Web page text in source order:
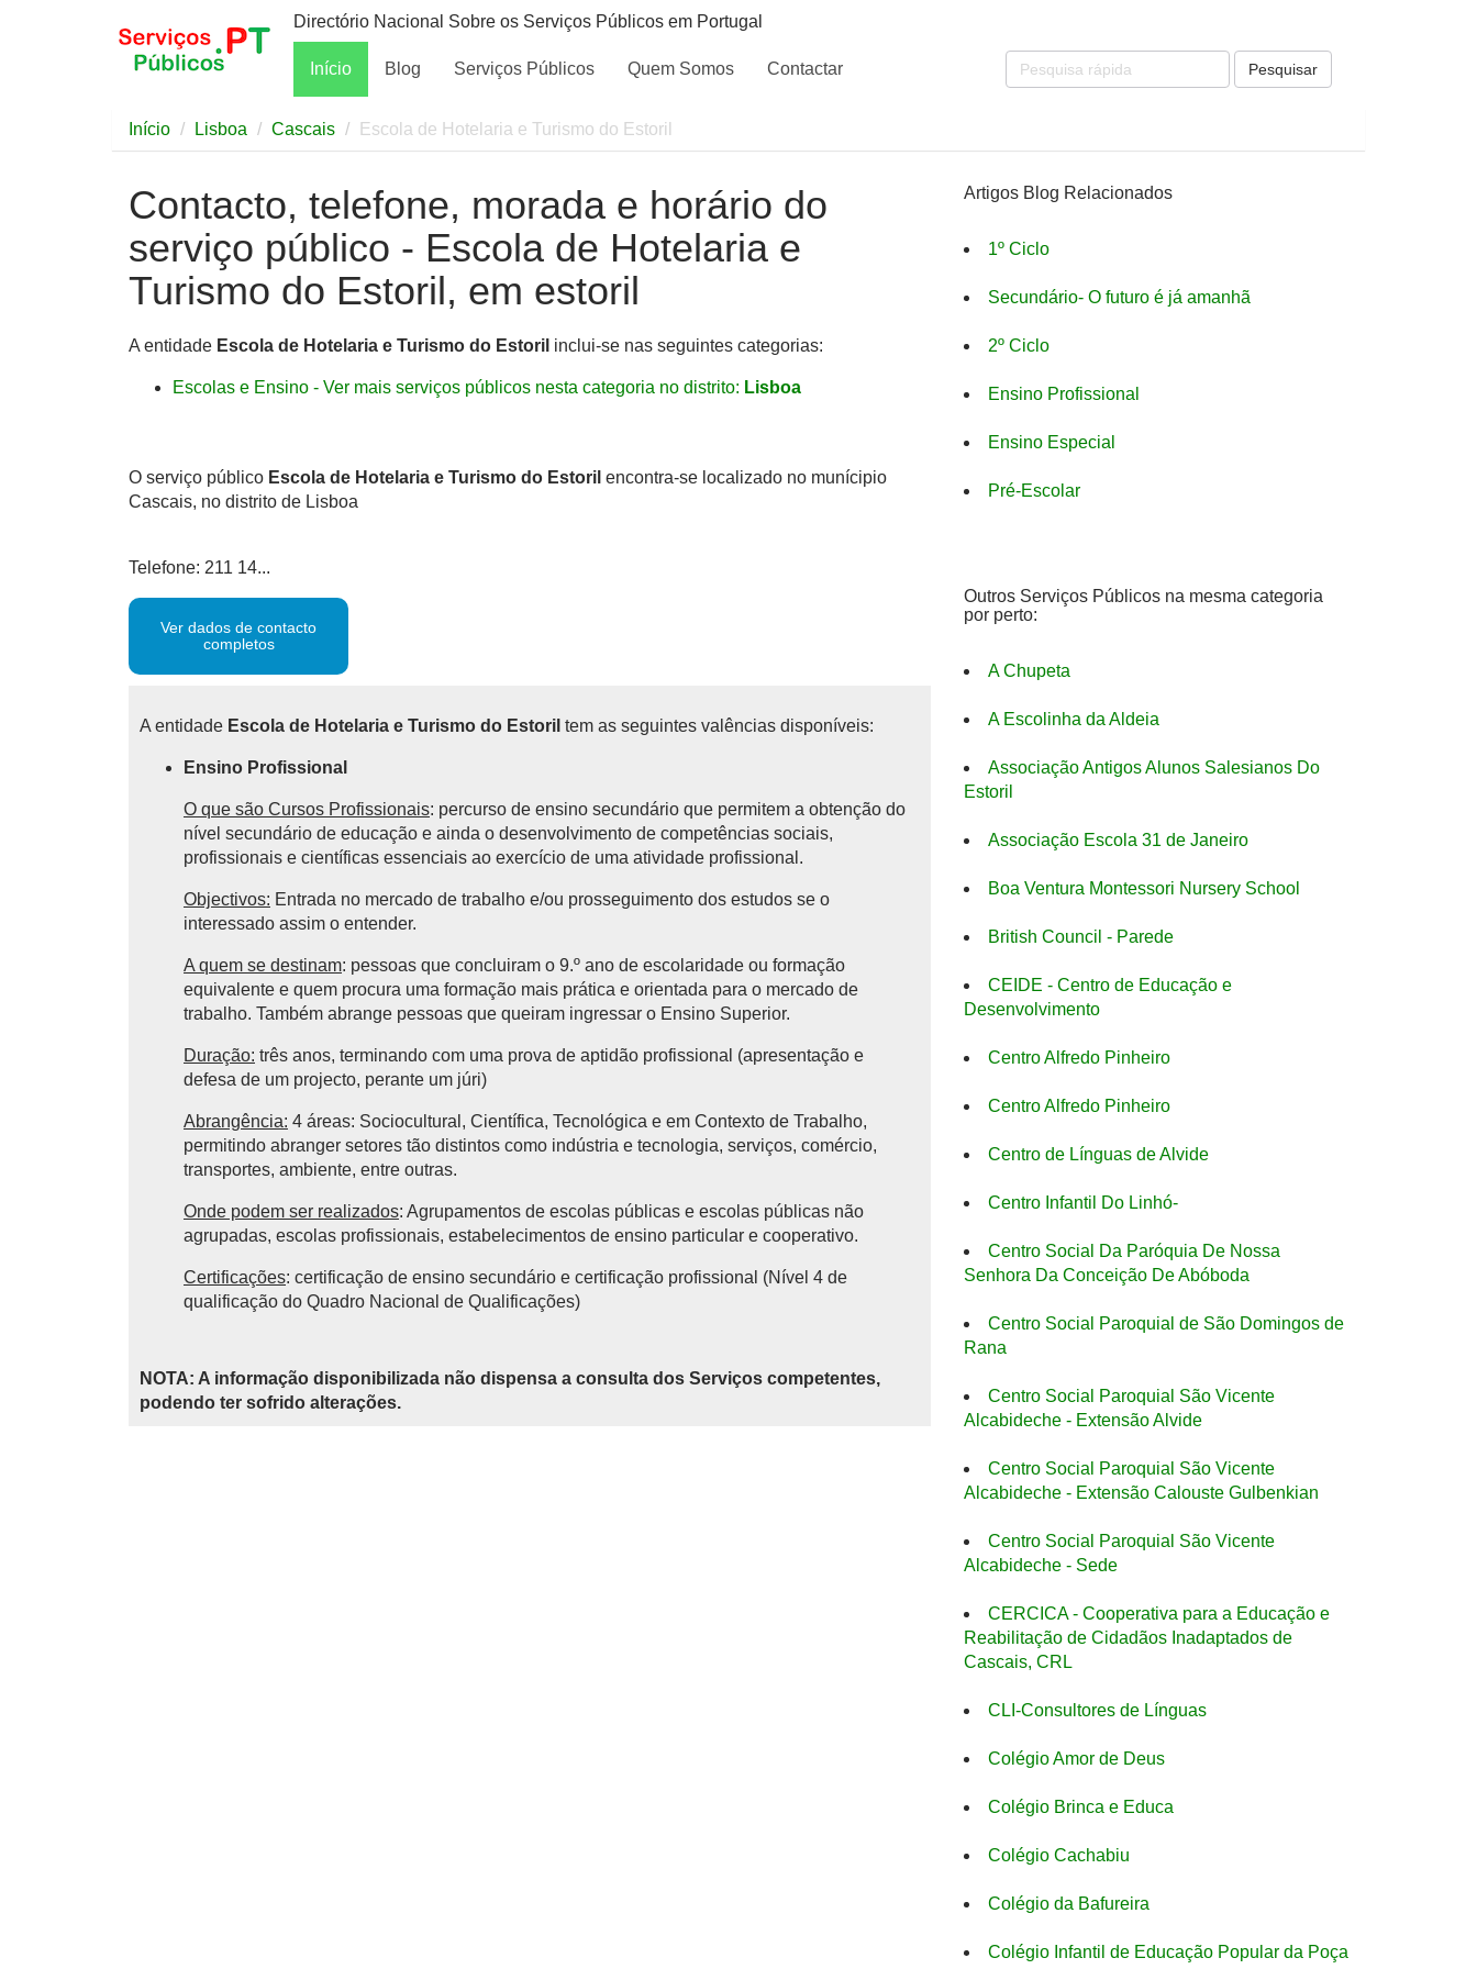
Directório Nacional Sobre os Serviços Públicos em Portugal
Início Blog Serviços Públicos Quem Somos Contactar Pesquisar
Início Lisboa Cascais Escola de Hotelaria e Turismo do Estoril
Contacto, telefone, morada e horário do
serviço público - Escola de Hotelaria e
Turismo do Estoril, em estoril
A entidade Escola de Hotelaria e Turismo do Estoril inclui-se nas seguintes categorias:
Escolas e Ensino - Ver mais serviços públicos nesta categoria no distrito: Lisboa
O serviço público Escola de Hotelaria e Turismo do Estoril encontra-se localizado no munícipio
Cascais, no distrito de Lisboa
Telefone: 211 14...
Ver dados de contacto
completos
A entidade Escola de Hotelaria e Turismo do Estoril tem as seguintes valências disponíveis:
Ensino Profissional
O que são Cursos Profissionais: percurso de ensino secundário que permitem a obtenção do
nível secundário de educação e ainda o desenvolvimento de competências sociais,
profissionais e científicas essenciais ao exercício de uma atividade profissional.
Objectivos: Entrada no mercado de trabalho e/ou prosseguimento dos estudos se o
interessado assim o entender.
A quem se destinam: pessoas que concluiram o 9.º ano de escolaridade ou formação
equivalente e quem procura uma formação mais prática e orientada para o mercado de
trabalho. Também abrange pessoas que queiram ingressar o Ensino Superior.
Duração: três anos, terminando com uma prova de aptidão profissional (apresentação e
defesa de um projecto, perante um júri)
Abrangência: 4 áreas: Sociocultural, Científica, Tecnológica e em Contexto de Trabalho,
permitindo abranger setores tão distintos como indústria e tecnologia, serviços, comércio,
transportes, ambiente, entre outras.
Onde podem ser realizados: Agrupamentos de escolas públicas e escolas públicas não
agrupadas, escolas profissionais, estabelecimentos de ensino particular e cooperativo.
Certificações: certificação de ensino secundário e certificação profissional (Nível 4 de
qualificação do Quadro Nacional de Qualificações)
NOTA: A informação disponibilizada não dispensa a consulta dos Serviços competentes,
podendo ter sofrido alterações.
Artigos Blog Relacionados
1º Ciclo
Secundário- O futuro é já amanhã
2º Ciclo
Ensino Profissional
Ensino Especial
Pré-Escolar
Outros Serviços Públicos na mesma categoria
por perto:
A Chupeta
A Escolinha da Aldeia
Associação Antigos Alunos Salesianos Do
Estoril
Associação Escola 31 de Janeiro
Boa Ventura Montessori Nursery School
British Council - Parede
CEIDE - Centro de Educação e
Desenvolvimento
Centro Alfredo Pinheiro
Centro Alfredo Pinheiro
Centro de Línguas de Alvide
Centro Infantil Do Linhó-
Centro Social Da Paróquia De Nossa
Senhora Da Conceição De Abóboda
Centro Social Paroquial de São Domingos de
Rana
Centro Social Paroquial São Vicente
Alcabideche - Extensão Alvide
Centro Social Paroquial São Vicente
Alcabideche - Extensão Calouste Gulbenkian
Centro Social Paroquial São Vicente
Alcabideche - Sede
CERCICA - Cooperativa para a Educação e
Reabilitação de Cidadãos Inadaptados de
Cascais, CRL
CLI-Consultores de Línguas
Colégio Amor de Deus
Colégio Brinca e Educa
Colégio Cachabiu
Colégio da Bafureira
Colégio Infantil de Educação Popular da Poça